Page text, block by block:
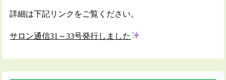
詳細は下記リンクをご覧ください。
サロン通信31～33号発行しました